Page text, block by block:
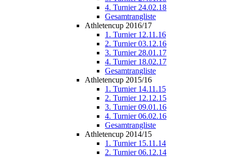
4. Turnier 24.02.18
Gesamtrangliste
Athletencup 2016/17
1. Turnier 12.11.16
2. Turnier 03.12.16
3. Turnier 28.01.17
4. Turnier 18.02.17
Gesamtrangliste
Athletencup 2015/16
1. Turnier 14.11.15
2. Turnier 12.12.15
3. Turnier 09.01.16
4. Turnier 06.02.16
Gesamtrangliste
Athletencup 2014/15
1. Turnier 15.11.14
2. Turnier 06.12.14